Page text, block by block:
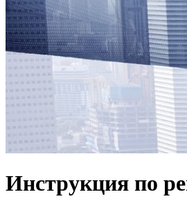
Инструкция по